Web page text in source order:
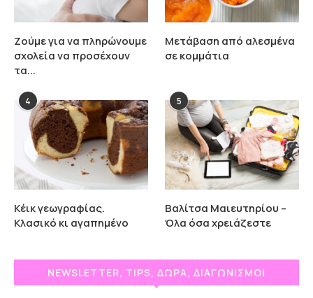
Ζούμε για να πληρώνουμε
σχολεία να προσέχουν
τα...
Μετάβαση από αλεσμένα
σε κομμάτια
4
Κέικ γεωγραφίας.
Κλασικό κι αγαπημένο
5
Βαλίτσα Μαιευτηρίου –
Όλα όσα χρειάζεστε
NEWSLETTER, TIPS, ΔΩΡΑ, ΔΙΑΓΩΝΙΣΜΟΙ